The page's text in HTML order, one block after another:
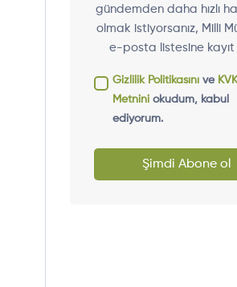
gündemden daha hızlı
olmak istiyorsanız, Milli
e-posta listesine kayıt
Gizlilik Politikasını ve
Metnini okudum, kabul
ediyorum.
Şimdi Abone ol